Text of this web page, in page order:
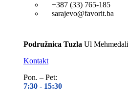
+387 (33) 765-185
sarajevo@favorit.ba
Podružnica Tuzla Ul
Kontakt
Pon. – Pet:
7:30 - 15:30